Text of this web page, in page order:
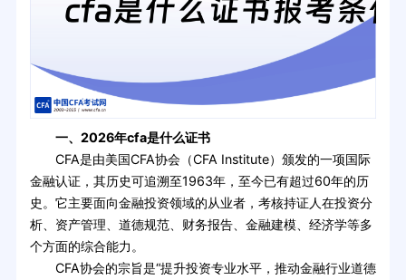
一、2026年cfa是什么证书
CFA是由美国CFA协会（CFA Institute）颁发的一项国际
金融认证，其历史可追溯至1963年，至今已有超过60年的历
史。它主要面向金融投资领域的从业者，考核持证人在投资分
析、资产管理、道德规范、财务报告、金融建模、经济学等多
个方面的综合能力。
CFA协会的宗旨是“提升投资专业水平，推动金融行业道德